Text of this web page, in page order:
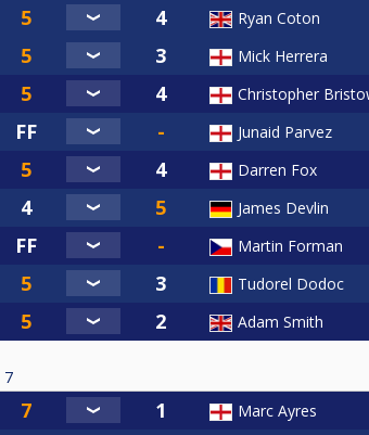
Ryan Coton
Mick Herrera
Christopher
Junaid Parvez
Darren Fox
James Devlin
Martin Forman
Tudorel Dodoc
Adam Smith
7
Marc Ayres